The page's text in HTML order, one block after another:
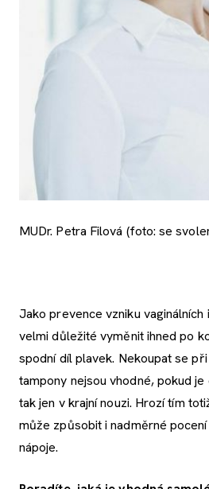
MUDr. Petra Filová (foto: se
Jako prevence vzniku
velmi důležité vyměnit ihned po
spodní díl plavek. Nekoupat se
tampony nejsou vhodné, pokud
tak jen v krajní nouzi. Hrozí tím
může způsobit i nadměrné
nápoje.